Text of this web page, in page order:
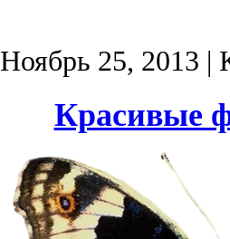
Ноябрь 25, 2013 |
Красивые